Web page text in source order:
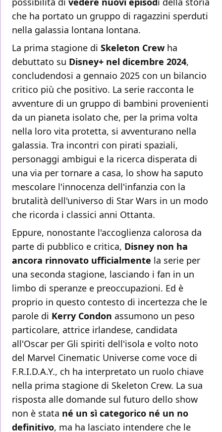
che ha portato un gruppo di ragazzini sperduti
nella galassia lontana lontana.
La prima stagione di Skeleton Crew ha
debuttato su Disney+ nel dicembre 2024,
concludendosi a gennaio 2025 con un bilancio
critico più che positivo. La serie racconta le
avventure di un gruppo di bambini provenienti
da un pianeta isolato che, per la prima volta
nella loro vita protetta, si avventurano nella
galassia. Tra incontri con pirati spaziali,
personaggi ambigui e la ricerca disperata di
una via per tornare a casa, lo show ha saputo
mescolare l'innocenza dell'infanzia con la
brutalità dell'universo di Star Wars in un modo
che ricorda i classici anni Ottanta.
Eppure, nonostante l'accoglienza calorosa da
parte di pubblico e critica, Disney non ha
ancora rinnovato ufficialmente la serie per
una seconda stagione, lasciando i fan in un
limbo di speranze e preoccupazioni. Ed è
proprio in questo contesto di incertezza che le
parole di Kerry Condon assumono un peso
particolare, attrice irlandese, candidata
all'Oscar per Gli spiriti dell'isola e volto noto
del Marvel Cinematic Universe come voce di
F.R.I.D.A.Y., ch ha interpretato un ruolo chiave
nella prima stagione di Skeleton Crew. La sua
risposta alle domande sul futuro dello show
non è stata né un sì categorico né un no
definitivo, ma ha lasciato intendere che le